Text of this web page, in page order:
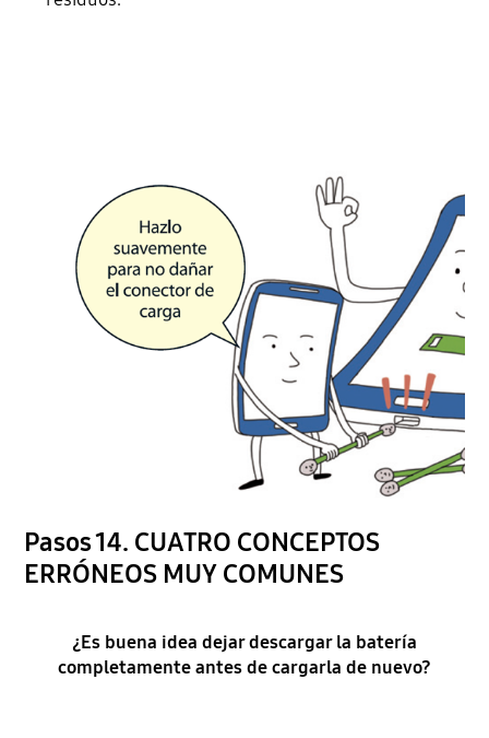
Pasos 14. CUATRO CONCEPTOS
ERRÓNEOS MUY COMUNES
¿Es buena idea dejar descargar la batería
completamente antes de cargarla de nuevo?